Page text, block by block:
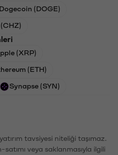
Dogecoin (DOGE)
(XRP)
(ETH)
Synapse (SYN)
tavsiyesi niteliği taşımaz.
satımı veya saklanmasıyla ilgili